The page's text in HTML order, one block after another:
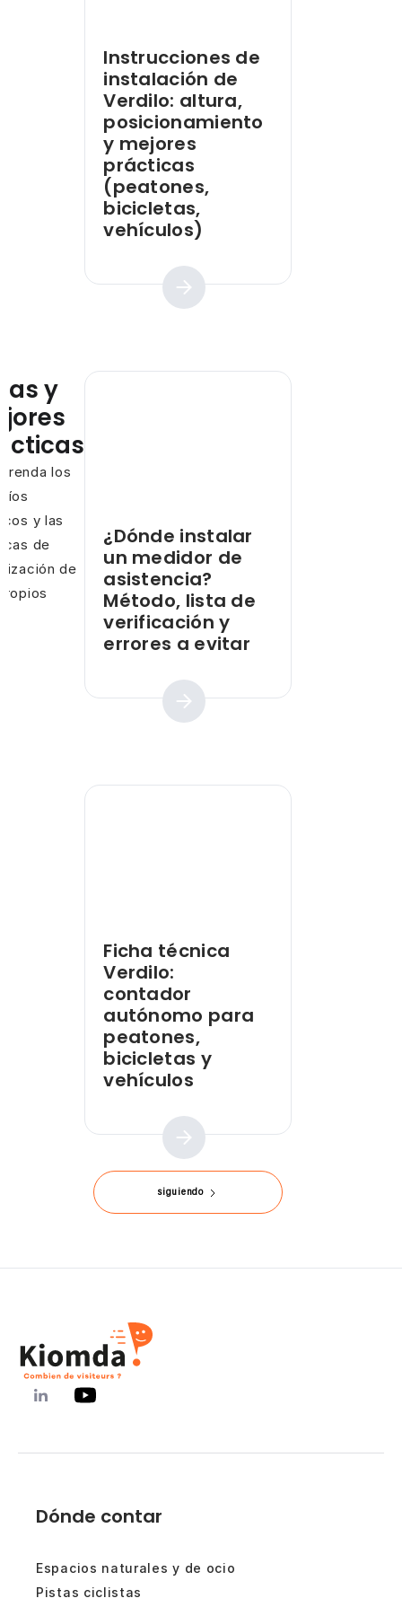
y
los
y las
de
de
Instrucciones de
instalación de
Verdilo: altura,
posicionamiento
y mejores
prácticas
(peatones,
bicicletas,
vehículos)
¿Dónde instalar
un medidor de
asistencia?
Método, lista de
verificación y
errores a evitar
Ficha técnica
Verdilo:
contador
autónomo para
peatones,
bicicletas y
vehículos
siguiendo
Dónde contar
Espacios naturales y de ocio
Pistas ciclistas